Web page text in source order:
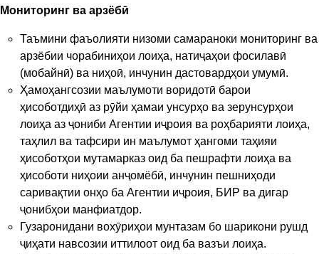
Мониторинг ва арзёбӣ
Таъмини фаъолияти низоми самараноки мониторинг ва
арзёбии чорабиниҳои лоиҳа, натиҷаҳои фосилавӣ
(мобайнӣ) ва ниҳоӣ, инчунин дастовардҳои умумӣ.
Ҳамоҳангсозии маълумоти воридотӣ барои
ҳисоботдиҳӣ аз рӯйи ҳамаи унсурҳо ва зерунсурҳои
лоиҳа аз ҷониби Агентии иҷроия ва роҳбарияти лоиҳа,
таҳлил ва тафсири ин маълумот ҳангоми таҳияи
ҳисоботҳои мутамарказ оид ба пешрафти лоиҳа ва
ҳисоботи ниҳоии анҷомёбӣ, инчунин пешниҳоди
саривақтии онҳо ба Агентии иҷроия, БИР ва дигар
ҷонибҳои манфиатдор.
Гузаронидани вохӯриҳои мунтазам бо шарикони рушд
ҷиҳати навсозии иттилоот оид ба вазъи лоиҳа.